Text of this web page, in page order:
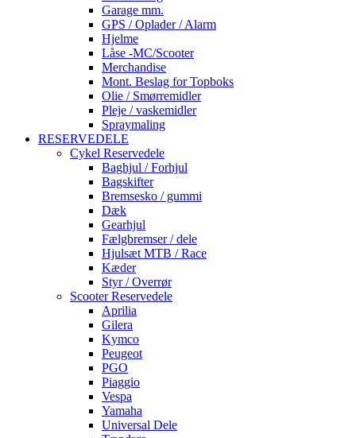
Garage mm.
GPS / Oplader / Alarm
Hjelme
Låse -MC/Scooter
Merchandise
Mont. Beslag for Topboks
Olie / Smørremidler
Pleje / vaskemidler
Spraymaling
RESERVEDELE
Cykel Reservedele
Baghjul / Forhjul
Bagskifter
Bremsesko / gummi
Dæk
Gearhjul
Fælgbremser / dele
Hjulsæt MTB / Race
Kæder
Styr / Overrør
Scooter Reservedele
Aprilia
Gilera
Kymco
Peugeot
PGO
Piaggio
Vespa
Yamaha
Universal Dele